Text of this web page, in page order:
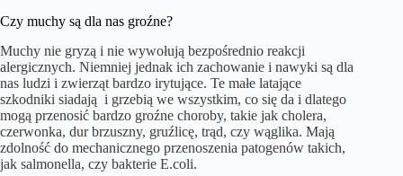
Czy muchy są dla nas groźne?
Muchy nie gryzą i nie wywołują bezpośrednio reakcji
alergicznych. Niemniej jednak ich zachowanie i nawyki są dla
nas ludzi i zwierząt bardzo irytujące. Te małe latające
szkodniki siadają i grzebią we wszystkim, co się da i dlatego
mogą przenosić bardzo groźne choroby, takie jak cholera,
czerwonka, dur brzuszny, gruźlicę, trąd, czy wąglika. Mają
zdolność do mechanicznego przenoszenia patogenów takich,
jak salmonella, czy bakterie E.coli.